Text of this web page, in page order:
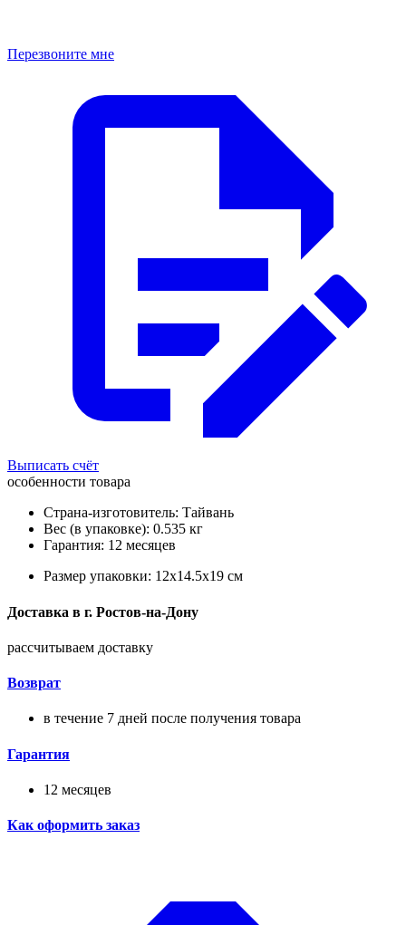
Перезвоните мне
Выписать счёт
особенности товара
Страна-изготовитель: Тайвань
Вес (в упаковке): 0.535 кг
Гарантия: 12 месяцев
Размер упаковки: 12x14.5x19 см
Доставка в г. Ростов-на-Дону
рассчитываем доставку
Возврат
в течение 7 дней после получения товара
Гарантия
12 месяцев
Как оформить заказ